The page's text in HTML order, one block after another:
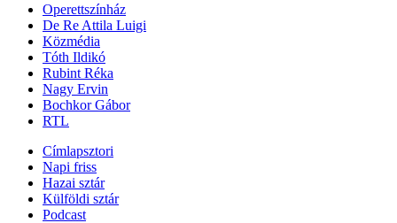
Operettszínház
De Re Attila Luigi
Közmédia
Tóth Ildikó
Rubint Réka
Nagy Ervin
Bochkor Gábor
RTL
Címlapsztori
Napi friss
Hazai sztár
Külföldi sztár
Podcast